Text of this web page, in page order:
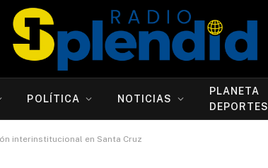
POLÍTICA NOTICIAS
PLANETA
DEPORTES
interinstitucional en Santa Cruz